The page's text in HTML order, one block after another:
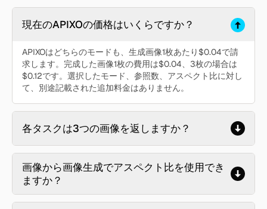
現在のAPIXOの価格はいくらですか？
APIXOはどちらのモードも、生成画像1枚あたり$0.04で請
求します。完成した画像1枚の費用は$0.04、3枚の場合は
$0.12です。選択したモード、参照数、アスペクト比に対し
て、別途記載された追加料金はありません。
各タスクは3つの画像を返しますか？
画像から画像生成でアスペクト比を使用でき
ますか？